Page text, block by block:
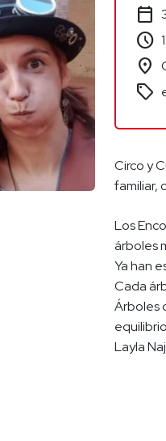
calendar_today
schedule
location_on
sell
Circo y
familiar,
Los
árboles
Ya han
Cada
Árboles
Layla